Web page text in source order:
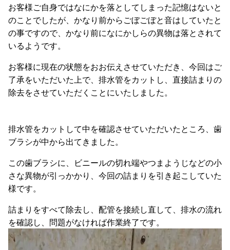
お客様ご自身ではなにかを落としてしまった記憶はないと
のことでしたが、かなり前からごぼごぼと音はしていたと
の事ですので、かなり前になにかしらの異物は落とされて
いるようです。
お客様に現在の状態をおお伝えさせていただき、今回はご
了承をいただいた上で、排水管をカットし、直接詰まりの
除去をさせていただくことにいたしました。
排水管をカットして中を確認させていただいたところ、歯
ブラシが中から出てきました。
この歯ブラシに、ビニールの切れ端やつまようじなどの小
さな異物が引っかかり、今回の詰まりを引き起こしていた
様です。
詰まりをすべて除去し、配管を接続し直して、排水の流れ
を確認し、問題がなければ作業終了です。